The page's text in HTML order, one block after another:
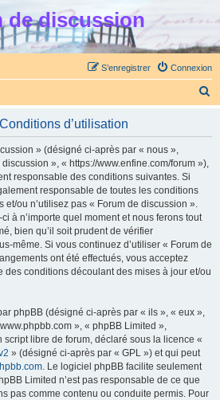
de discussion
Connexion
S’enregistrer
d’utilisation
» (désigné ci-après par « nous »,
», « https://www.enfine.com/forum »),
responsable des conditions suivantes. Si
responsable de toutes les conditions
et/ou n’utilisez pas « Forum de discussion ».
à n’importe quel moment et nous ferons tout
bien qu’il soit prudent de vérifier
même. Si vous continuez d’utiliser « Forum de
ont été effectués, vous acceptez
des conditions découlant des mises à jour et/ou
phpBB (désigné ci-après par « ils », « eux »,
», « phpBB Limited »,
libre de forum, déclaré sous la licence «
» (désigné ci-après par « GPL ») et qui peut
. Le logiciel phpBB facilite seulement
Limited n’est pas responsable de ce que
pas comme contenu ou conduite permis. Pour